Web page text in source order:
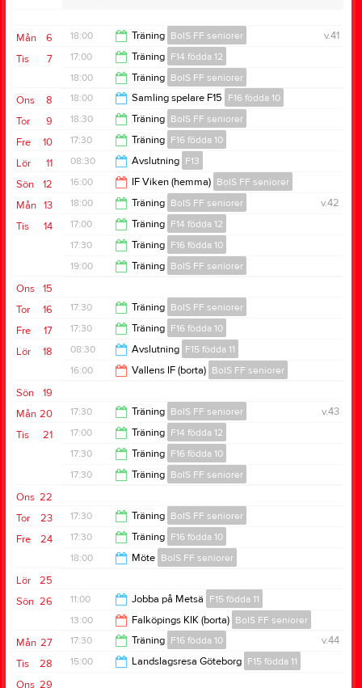
6
Mån v.41
18:00 Träning BoIS FF seniorer
19:30
7
Tis 17:00 Träning F14 födda 12
18:30
18:00 Träning BoIS FF seniorer
19:30
8
Ons 18:00 Samling spelare F15 F16 födda 10
19:30
9
Tor 18:30 Träning BoIS FF seniorer
20:00
10
Fre 17:30 Träning F16 födda 10
19:00
11
Lör 08:30 Avslutning F13
15:30
12
Sön 16:00 IF Viken (hemma) BoIS FF seniorer
18:00
13
Mån v.42
18:00 Träning BoIS FF seniorer
19:30
14
Tis 17:00 Träning F14 födda 12
18:30
17:30 Träning F16 födda 10
19:00 Träning BoIS FF seniorer
20:30
15
Ons
16
Tor 17:30 Träning BoIS FF seniorer
19:00
17
Fre 17:30 Träning F16 födda 10
19:00
18
Lör 08:30 Avslutning F15 födda 11
16:00 Vallens IF (borta) BoIS FF seniorer
18:00
19
Sön
20
Mån v.43
17:30 Träning BoIS FF seniorer
19:00
21
Tis 17:00 Träning F14 födda 12
18:30
17:30 Träning F16 födda 10
17:30 Träning BoIS FF seniorer
19:00
22
Ons
23
Tor 17:30 Träning BoIS FF seniorer
19:00
24
Fre 17:30 Träning F16 födda 10
18:00 Möte BoIS FF seniorer
20:00
25
Lör
26
Sön 11:00 Jobba på Metsä F15 födda 11
13:00
13:00 Falköpings KIK (borta) BoIS FF seniorer
15:00
27
Mån v.44
17:30 Träning F16 födda 10
28
Tis 15:00 Landslagsresa Göteborg F15 födda 11
29
Ons